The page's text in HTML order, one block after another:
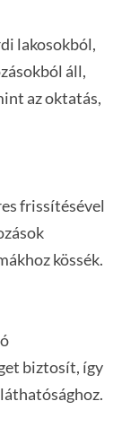
lakosokból,
áll,
az oktatás,
frissítésével
kössék.
biztosít, így